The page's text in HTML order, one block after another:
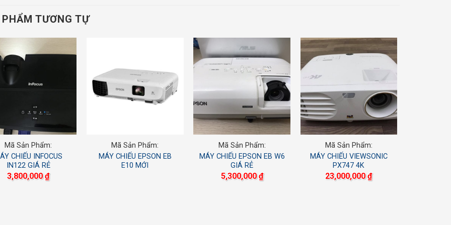
TƯƠNG TỰ
Mã Sản Phẩm:
CHIẾU INFOCUS
IN122 GIÁ RẺ
3,800,000₫
Mã Sản Phẩm:
MÁY CHIẾU EPSON EB
E10 MỚI
Mã Sản Phẩm:
MÁY CHIẾU EPSON EB W6
GIÁ RẺ
5,300,000₫
Mã Sản Phẩm:
MÁY CHIẾU VIEWSONIC
PX747 4K
23,000,000₫